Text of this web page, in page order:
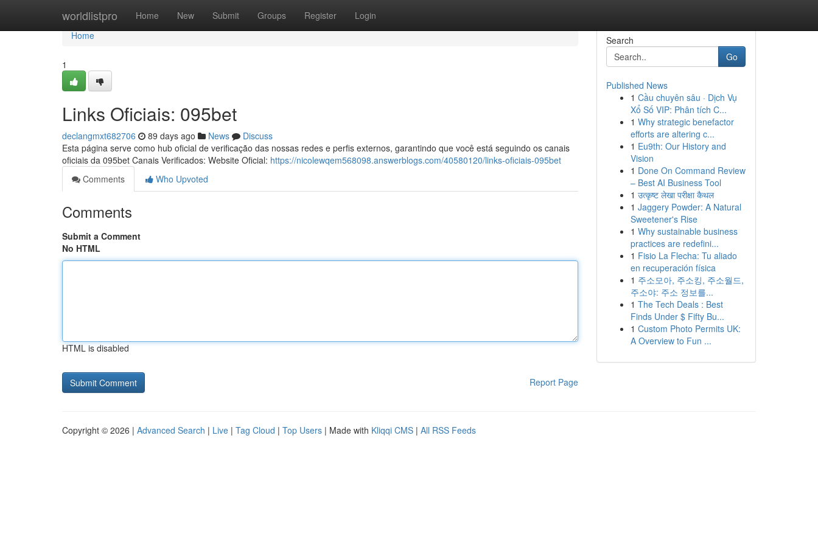
worldlistpro Home New Submit Groups Register Login
Home
Home
1
Links Oficiais: 095bet
declangmxt682706 89 days ago News
Discuss
Esta página serve como hub oficial de verificação das nossas redes e perfis externos, garantindo que você está seguindo os canais
oficiais da 095bet Canais Verificados: Website Oficial: https://nicolewqem568098.answerblogs.com/40580120/links-oficiais-095bet
Comments
Who Upvoted
Comments
Submit a Comment
No HTML
HTML is disabled
Report Page
Search
Go
Published News
1 Cầu chuyên sâu · Dịch Vụ
Xổ Số VIP: Phân tích C...
1 Why strategic benefactor
efforts are altering c...
1 Eu9th: Our History and
Vision
1 Done On Command Review
– Best AI Business Tool
1 उत्कृष्ट लेखा परीक्षा कैथल
1 Jaggery Powder: A Natural
Sweetener's Rise
1 Why sustainable business
practices are redefini...
1 Fisio La Flecha: Tu aliado
en recuperación física
1 주소모아, 주소킹, 주소월드,
주소야: 주소 정보를...
1 The Tech Deals : Best
Finds Under $ Fifty Bu...
1 Custom Photo Permits UK:
A Overview to Fun ...
Copyright © 2026 | Advanced Search | Live | Tag Cloud | Top Users | Made with Kliqqi CMS | All RSS Feeds